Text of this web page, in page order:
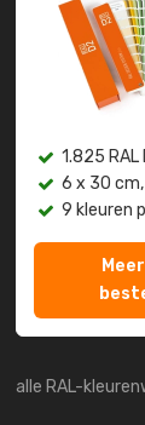
1.825
6 x 30
9 kleuren
alle RAL-